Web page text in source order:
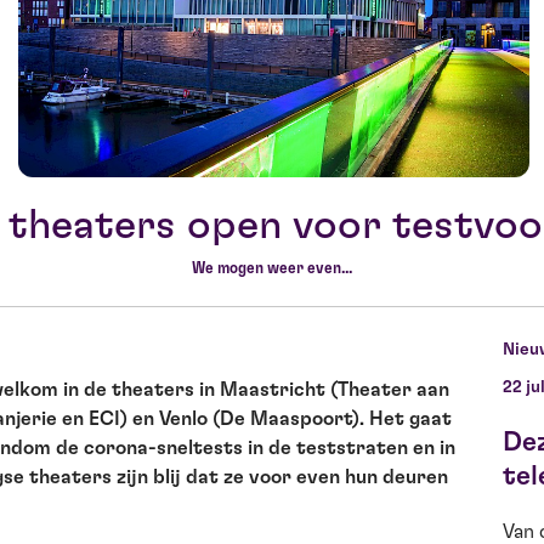
theaters open voor
We mogen weer even...
in de theaters in Maastricht (Theater aan
en ECI) en Venlo (De Maaspoort). Het gaat
de corona-sneltests in de teststraten en in
theaters zijn blij dat ze voor even hun deuren
22
Van